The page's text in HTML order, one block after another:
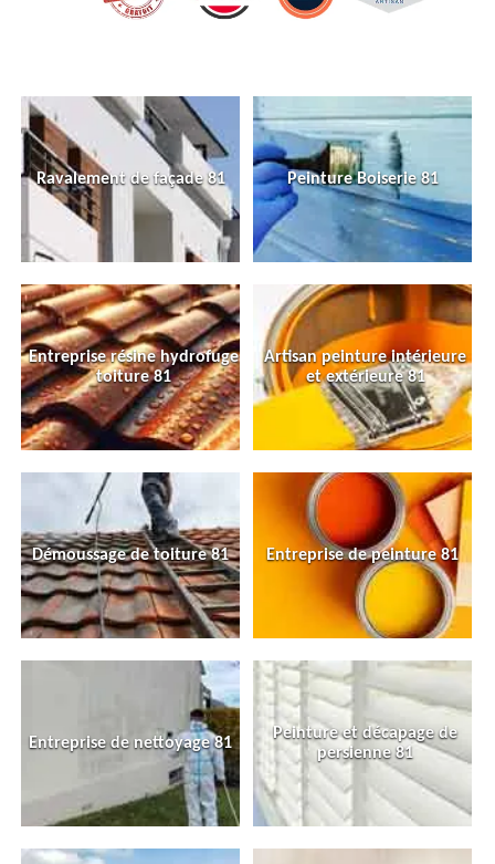
Ravalement de façade 81 Peinture Boiserie 81
Entreprise résine hydrofuge
toiture 81
Artisan peinture intérieure
et extérieure 81
Démoussage de toiture 81 Entreprise de peinture 81
Entreprise de nettoyage 81
Peinture et décapage de
persienne 81